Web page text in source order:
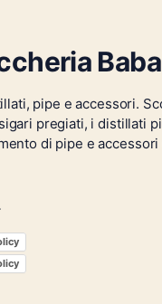
pipe e accessori.
pregiati, i distillati
di pipe e accessori